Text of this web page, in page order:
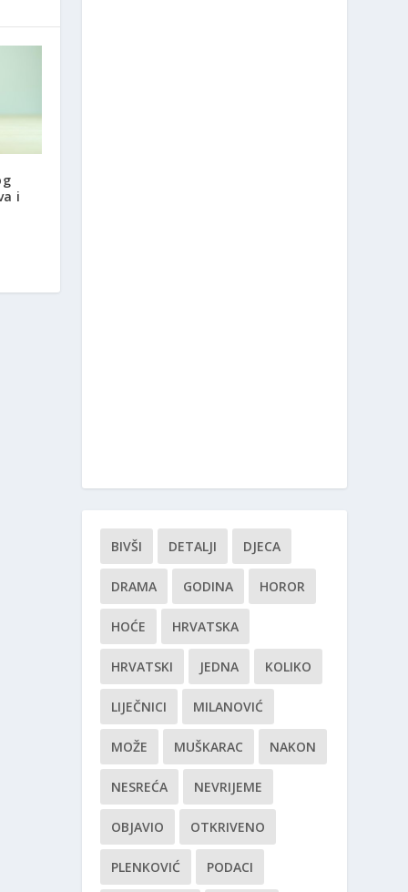
i
BIVŠI DETALJI DJECA
DRAMA GODINA HOROR
HOĆE HRVATSKA
HRVATSKI JEDNA KOLIKO
LIJEČNICI MILANOVIĆ
MOŽE MUŠKARAC NAKON
NESREĆA NEVRIJEME
OBJAVIO OTKRIVENO
PLENKOVIĆ PODACI